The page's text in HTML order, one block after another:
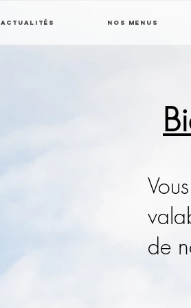
Actualités Nos menus
de